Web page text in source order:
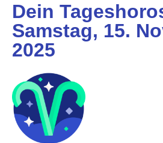
Dein
Samstag, 15.
2025